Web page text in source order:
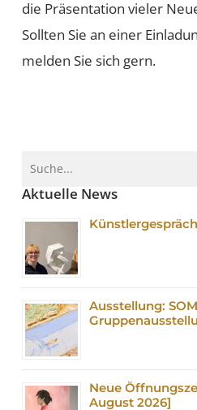
die Präsentation vieler
Sollten Sie an einer
melden Sie sich gern.
Aktuelle News
Ausstellung:
Neue
August 2026]